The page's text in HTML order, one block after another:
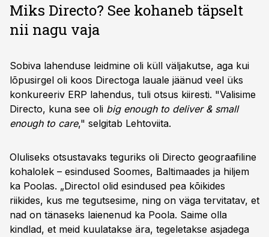
Miks Directo? See kohaneb täpselt
nii nagu vaja
Sobiva lahenduse leidmine oli küll väljakutse, aga kui
lõpusirgel oli koos Directoga lauale jäänud veel üks
konkureeriv ERP lahendus, tuli otsus kiiresti. "Valisime
Directo, kuna see oli big enough to deliver & small
enough to care," selgitab Lehtoviita.
Oluliseks otsustavaks teguriks oli Directo geograafiline
kohalolek – esindused Soomes, Baltimaades ja hiljem
ka Poolas. „Directol olid esindused pea kõikides
riikides, kus me tegutsesime, ning on väga tervitatav, et
nad on tänaseks laienenud ka Poola. Saime olla
kindlad, et meid kuulatakse ära, tegeletakse asjadega